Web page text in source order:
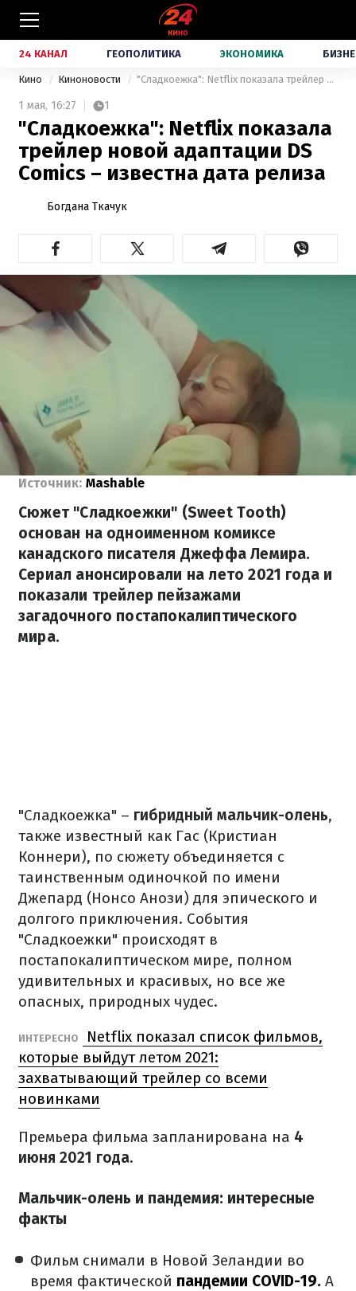
24 КАНАЛ ГЕОПОЛИТИКА ЭКОНОМИКА
Кино Киноновости "Сладкоежка": Netflix показала трейлер новой адаптации DS Comics – известна дата релиза
1 мая, 16:27 1
"Сладкоежка": Netflix показала
трейлер новой адаптации DS
Comics – известна дата релиза
Богдана Ткачук
Источник: Mashable
Сюжет "Сладкоежки" (Sweet Tooth)
основан на одноименном комиксе
канадского писателя Джеффа Лемира.
Сериал анонсировали на лето 2021 года и
показали трейлер пейзажами
загадочного постапокалиптического
мира.
"Сладкоежка" – гибридный мальчик-олень,
также известный как Гас (Кристиан
Коннери), по сюжету объединяется с
таинственным одиночкой по имени
Джепард (Нонсо Анози) для эпического и
долгого приключения. События
"Сладкоежки" происходят в
постапокалиптическом мире, полном
удивительных и красивых, но все же
опасных, природных чудес.
ИНТЕРЕСНО
Netflix показал список фильмов,
которые выйдут летом 2021:
захватывающий трейлер со всеми
новинками
Премьера фильма запланирована на 4
июня 2021 года.
Мальчик-олень и пандемия: интересные
факты
Фильм снимали в Новой Зеландии во
время фактической пандемии COVID-19. А